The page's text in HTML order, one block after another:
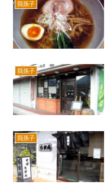
我孫子
我孫子
我孫子